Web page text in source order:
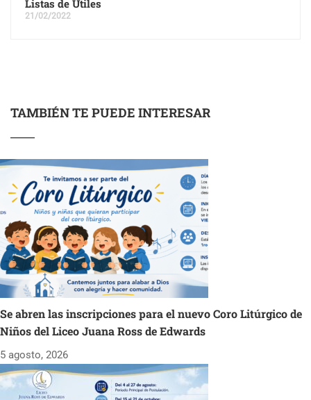
Listas de Útiles
21/02/2022
TAMBIÉN TE PUEDE INTERESAR
Se abren las inscripciones para el nuevo Coro Litúrgico de
Niños del Liceo Juana Ross de Edwards
5 agosto, 2026